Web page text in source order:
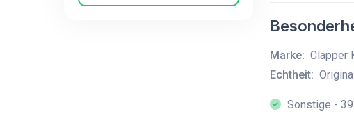
Marke: Clapper
Echtheit: Original
Sonstige -